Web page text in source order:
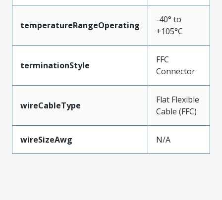
temperatureRangeOperating
-40° to
+105°C
terminationStyle
FFC
Connector
wireCableType
Flat Flexible
Cable (FFC)
wireSizeAwg N/A